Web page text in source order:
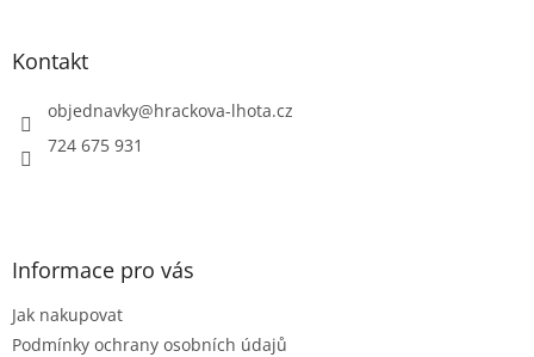
Kontakt
objednavky@hrackova-lhota.cz
724 675 931
Informace pro vás
Jak nakupovat
Podmínky ochrany osobních údajů